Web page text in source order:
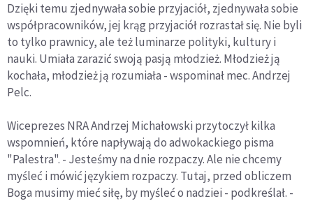
Dzięki temu zjednywała sobie przyjaciół, zjednywała sobie
współpracowników, jej krąg przyjaciół rozrastał się. Nie byli
to tylko prawnicy, ale też luminarze polityki, kultury i
nauki. Umiała zarazić swoją pasją młodzież. Młodzież ją
kochała, młodzież ją rozumiała - wspominał mec. Andrzej
Pelc.
Wiceprezes NRA Andrzej Michałowski przytoczył kilka
wspomnień, które napływają do adwokackiego pisma
"Palestra". - Jesteśmy na dnie rozpaczy. Ale nie chcemy
myśleć i mówić językiem rozpaczy. Tutaj, przed obliczem
Boga musimy mieć siłę, by myśleć o nadziei - podkreślał. -